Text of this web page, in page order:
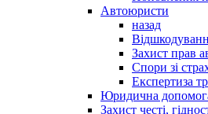
Автоюристи
назад
Захист прав
Спори зі
Експертиза
Юридична допомога
Захист честі,